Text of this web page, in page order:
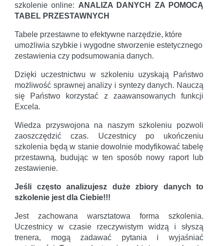
szkolenie online: ANALIZA DANYCH ZA POMOCĄ
TABEL PRZESTAWNYCH
Tabele przestawne to efektywne narzędzie, które
umożliwia szybkie i wygodne stworzenie estetycznego
zestawienia czy podsumowania danych.
Dzięki uczestnictwu w szkoleniu uzyskają Państwo
możliwość sprawnej analizy i syntezy danych. Nauczą
się Państwo korzystać z zaawansowanych funkcji
Excela.
Wiedza przyswojona na naszym szkoleniu pozwoli
zaoszczędzić czas. Uczestnicy po ukończeniu
szkolenia będą w stanie dowolnie modyfikować tabelę
przestawną, budując w ten sposób nowy raport lub
zestawienie.
Jeśli często analizujesz duże zbiory danych to
szkolenie jest dla Ciebie!!!
Jest zachowana warsztatowa forma szkolenia.
Uczestnicy w czasie rzeczywistym widzą i słyszą
trenera, mogą zadawać pytania i wyjaśniać